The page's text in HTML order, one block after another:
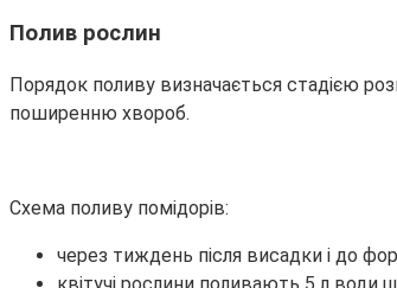
Полив рослин
Порядок поливу визначається стадією
поширенню хвороб.
Схема поливу помідорів:
через тиждень після висадки і до